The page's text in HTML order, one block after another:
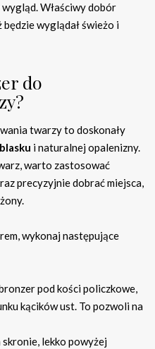
Właściwy dobór
wyglądał świeżo i
do
twarzy to doskonały
i naturalnej opalenizny.
warto zastosować
precyzyjnie dobrać miejsca,
wykonaj następujące
pod kości policzkowe,
kącików ust. To pozwoli na
skronie, lekko powyżej